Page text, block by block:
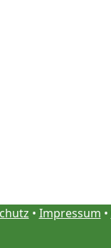
• Impressum •